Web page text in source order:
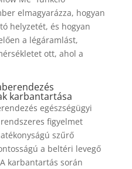
elmagyarázza, hogyan
helyzetét, és hogyan
a légáramlást,
ott, ahol a
karbantartása
egészségügyi
figyelmet
szűrő
a beltéri levegő
karbantartás során